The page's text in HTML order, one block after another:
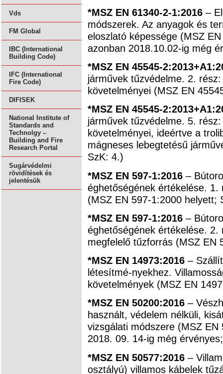
Vds
FM Global
IBC (International
Building Code)
IFC (International
Fire Code)
DIFISEK
National Institute of
Standards and
Technolgy –
Building and Fire
Research Portal
Sugárvédelmi
rövidítések és
jelentésük
*MSZ EN 61340-2-1:2016–
módszerek. Az anyagok és
eloszlató képessége (MSZ
azonban 2018.10.02-ig még
*MSZ EN 45545-
járművek tűzvédelme. 2.
követelményei (MSZ EN
*MSZ EN 45545-
járművek tűzvédelme. 5.
követelményei, ideértve a
mágneses lebegtetésű
SzK: 4.)
*MSZ EN 597-1:2016–
éghetőségének értékelése.
(MSZ EN 597-1:2000 helyett;
*MSZ EN 597-1:2016 –
éghetőségének értékelése.
megfelelő tűzforrás (MSZ EN
*MSZ EN 14973:2016–
létesítmé-nyekhez.
követelmények (MSZ EN
*MSZ EN 50200:2016 –
használt, védelem nélküli,
vizsgálati módszere (MSZ
2018. 09. 14-ig még
*MSZ EN 50577:2016–
osztályú) villamos kábelek